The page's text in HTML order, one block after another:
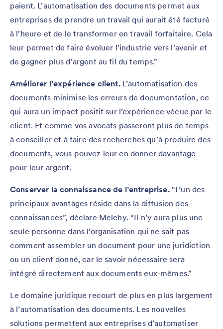
paient. L’automatisation des documents permet aux
entreprises de prendre un travail qui aurait été facturé
à l’heure et de le transformer en travail forfaitaire. Cela
leur permet de faire évoluer l’industrie vers l’avenir et
de gagner plus d’argent au fil du temps.”
Améliorer l’expérience client. L’automatisation des
documents minimise les erreurs de documentation, ce
qui aura un impact positif sur l’expérience vécue par le
client. Et comme vos avocats passeront plus de temps
à conseiller et à faire des recherches qu’à produire des
documents, vous pouvez leur en donner davantage
pour leur argent.
Conserver la connaissance de l’entreprise. “L’un des
principaux avantages réside dans la diffusion des
connaissances”, déclare Melehy. “Il n’y aura plus une
seule personne dans l’organisation qui ne sait pas
comment assembler un document pour une juridiction
ou un client donné, car le savoir nécessaire sera
intégré directement aux documents eux-mêmes.”
Le domaine juridique recourt de plus en plus largement
à l’automatisation des documents. Les nouvelles
solutions permettent aux entreprises d’automatiser